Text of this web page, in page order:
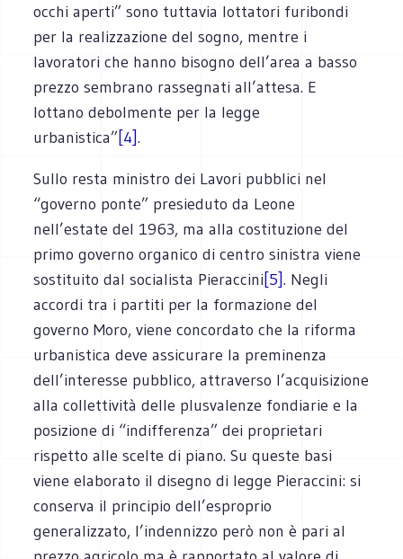
occhi aperti” sono tuttavia lottatori furibondi
per la realizzazione del sogno, mentre i
lavoratori che hanno bisogno dell’area a basso
prezzo sembrano rassegnati all’attesa. E
lottano debolmente per la legge
urbanistica”[4].
Sullo resta ministro dei Lavori pubblici nel
“governo ponte” presieduto da Leone
nell’estate del 1963, ma alla costituzione del
primo governo organico di centro sinistra viene
sostituito dal socialista Pieraccini[5]. Negli
accordi tra i partiti per la formazione del
governo Moro, viene concordato che la riforma
urbanistica deve assicurare la preminenza
dell’interesse pubblico, attraverso l’acquisizione
alla collettività delle plusvalenze fondiarie e la
posizione di “indifferenza” dei proprietari
rispetto alle scelte di piano. Su queste basi
viene elaborato il disegno di legge Pieraccini: si
conserva il principio dell’esproprio
generalizzato, l’indennizzo però non è pari al